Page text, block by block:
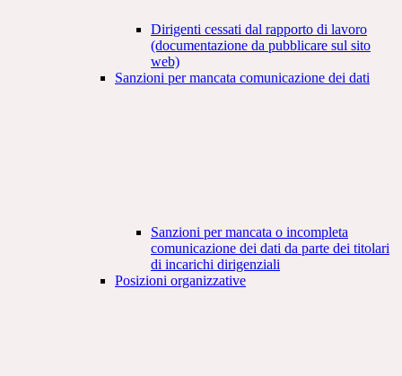
Dirigenti cessati dal rapporto di lavoro
(documentazione da pubblicare sul sito
web)
Sanzioni per mancata comunicazione dei dati
Sanzioni per mancata o incompleta
comunicazione dei dati da parte dei titolari
di incarichi dirigenziali
Posizioni organizzative